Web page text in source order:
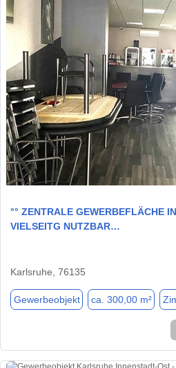
°° ZENTRALE GEWERBEFLÄCHE
VIELSEITG NUTZBAR…
Karlsruhe, 76135
Gewerbeobjekt ca. 300,00 m²